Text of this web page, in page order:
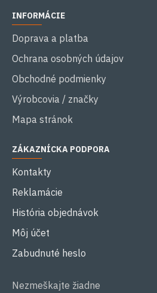
INFORMÁCIE
Doprava a platba
Ochrana osobných údajov
Obchodné podmienky
Výrobcovia / značky
Mapa stránok
ZÁKAZNÍCKA PODPORA
Kontakty
Reklamácie
História objednávok
Môj účet
Zabudnuté heslo
Nezmeškajte žiadne